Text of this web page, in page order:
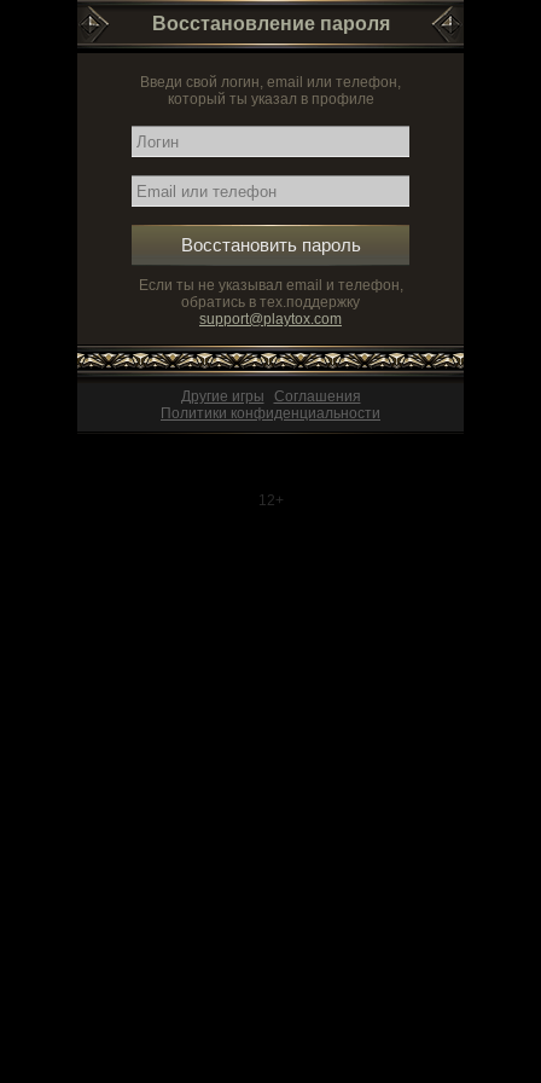
Восстановление пароля
Введи свой логин, email или телефон,
который ты указал в профиле
Восстановить пароль
Если ты не указывал email и телефон,
обратись в тех.поддержку
support@playtox.com
Другие игры
Соглашения
Политики конфиденциальности
12+